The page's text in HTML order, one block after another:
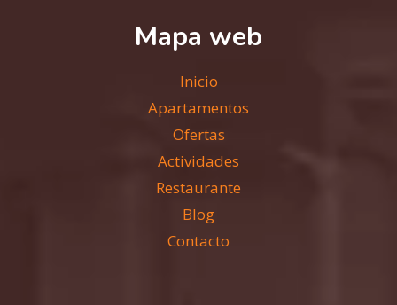
Mapa web
Inicio
Apartamentos
Ofertas
Actividades
Restaurante
Blog
Contacto